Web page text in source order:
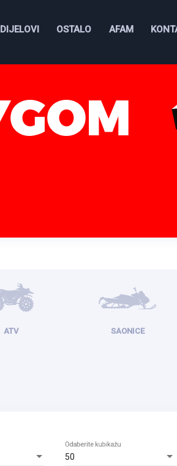
DIJELOVI OSTALO AFAM
ATV SAONICE
50
Odaberite kubikažu